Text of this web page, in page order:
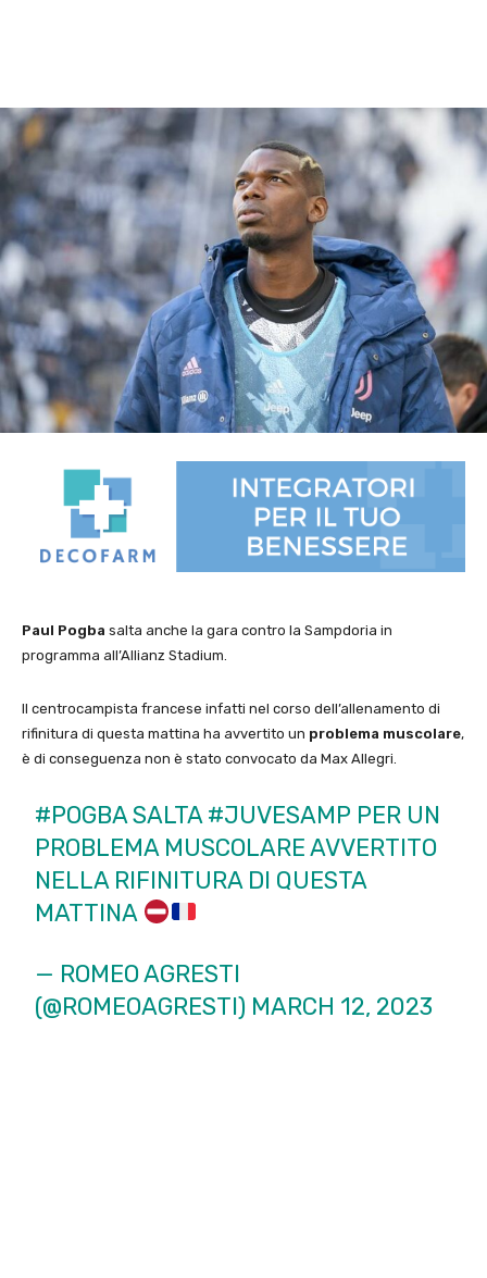
Paul Pogba salta anche la gara contro la Sampdoria in
programma all’Allianz Stadium.
Il centrocampista francese infatti nel corso dell’allenamento di
rifinitura di questa mattina ha avvertito un problema muscolare,
è di conseguenza non è stato convocato da Max Allegri.
#POGBASALTA#JUVESAMP PER UN
PROBLEMA MUSCOLARE AVVERTITO
NELLA RIFINITURA DI QUESTA
MATTINA
— ROMEO AGRESTI
(@ROMEOAGRESTI) MARCH 12, 2023